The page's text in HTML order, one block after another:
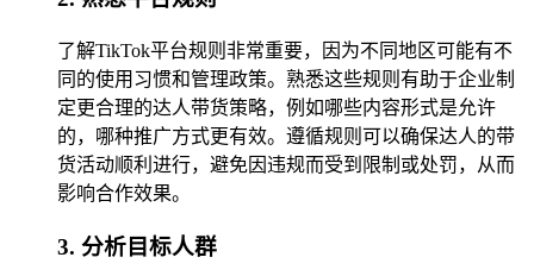
了解TikTok平台规则非常重要，因为不同地区可能有不
同的使用习惯和管理政策。熟悉这些规则有助于企业制
定更合理的达人带货策略，例如哪些内容形式是允许
的，哪种推广方式更有效。遵循规则可以确保达人的带
货活动顺利进行，避免因违规而受到限制或处罚，从而
影响合作效果。
3. 分析目标人群